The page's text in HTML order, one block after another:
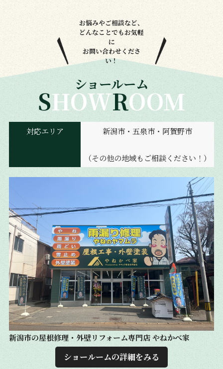
お悩みやご相談など、
どんなことでもお気軽
に
お問い合わせくださ
い！
ショールーム
SHOW ROOM
対応エリア 新潟市・五泉市・阿賀野市
（その他の地域もご相談ください！）
新潟市の屋根修理・外壁リフォーム専門店やねかべ家
ショールームの詳細をみる